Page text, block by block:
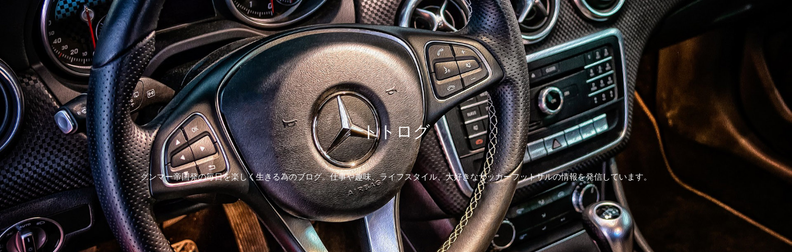
トトログ
グンマー帝国発の毎日を楽しく生きる為のブログ。仕事や趣味、ライフスタイル、大好きなサッカーフットサルの情報を発信しています。